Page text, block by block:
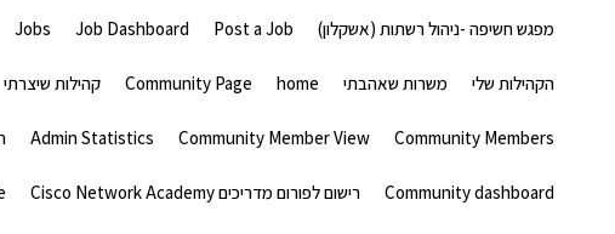
מפגש חשיפה -ניהול רשתות (אשקלון) Post a Job
Job Dashboard
Jobs
הקהילות שלי משרות שאהבתי home
Community Page קהילות שיצרתי
Community Members
Community Member View
Admin Statistics
Community dashboard רישום לפורום מדריכים Cisco Network Academy